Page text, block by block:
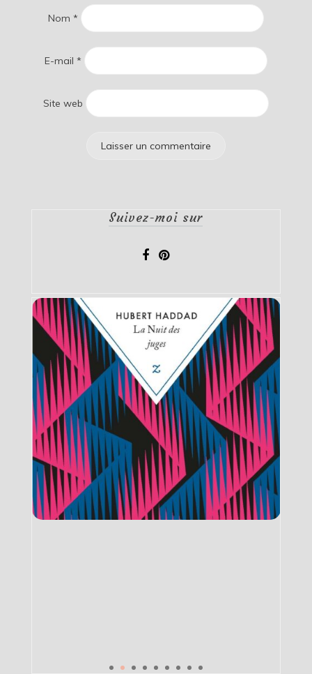
Nom *
E-mail *
Site web
Suivez-moi sur